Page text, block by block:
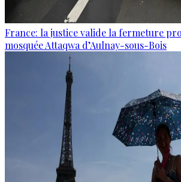
France: la justice valide la fermeture
mosquée Attaqwa d’Aulnay-sous-Bois